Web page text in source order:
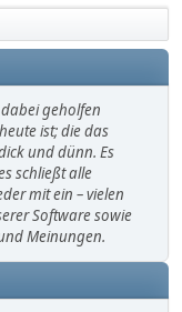
geholfen
ist; die das
und dünn. Es
schließt alle
mit ein – vielen
Software sowie
Meinungen.